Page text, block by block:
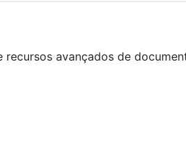
avançados de